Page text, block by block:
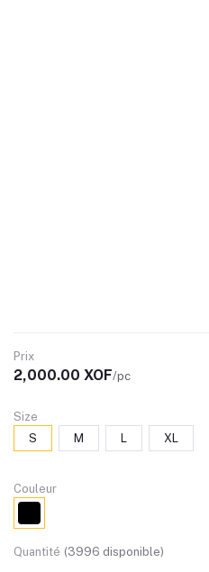
Prix
2,000.00 XOF/pc
Size
S
M L XL
Couleur
Quantité (3996 disponible)